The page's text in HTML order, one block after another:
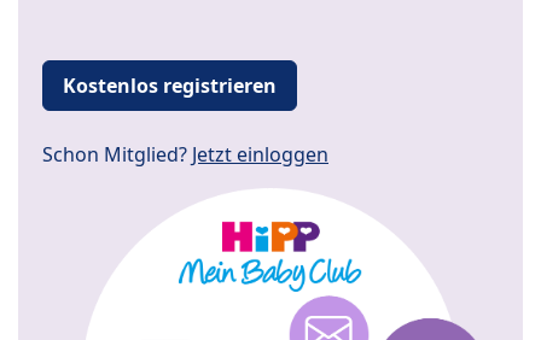
Kostenlos registrieren
Schon Mitglied? Jetzt einloggen